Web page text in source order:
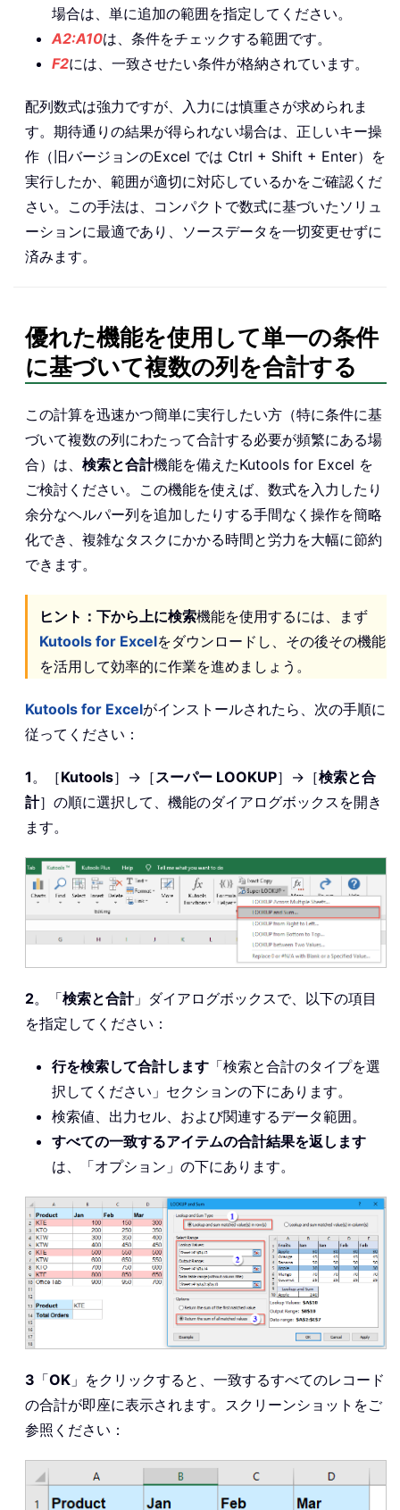
場合は、単に追加の範囲を指定してください。
A2:A10は、条件をチェックする範囲です。
F2には、一致させたい条件が格納されています。
配列数式は強力ですが、入力には慎重さが求められま
す。期待通りの結果が得られない場合は、正しいキー操
作（旧バージョンのExcel では Ctrl + Shift + Enter）を
実行したか、範囲が適切に対応しているかをご確認くだ
さい。この手法は、コンパクトで数式に基づいたソリュ
ーションに最適であり、ソースデータを一切変更せずに
済みます。
優れた機能を使用して単一の条件
に基づいて複数の列を合計する
この計算を迅速かつ簡単に実行したい方（特に条件に基
づいて複数の列にわたって合計する必要が頻繁にある場
合）は、 検索と合計機能を備えたKutools for Excel を
ご検討ください。この機能を使えば、数式を入力したり
余分なヘルパー列を追加したりする手間なく操作を簡略
化でき、複雑なタスクにかかる時間と労力を大幅に節約
できます。
ヒント： 下から上に検索機能を使用するには、まず
Kutools for Excelをダウンロードし、その後その機能
を活用して効率的に作業を進めましょう。
Kutools for Excelがインストールされたら、次の手順に
従ってください：
1 。［Kutools］→［ スーパー LOOKUP］→［検索と合
計］の順に選択して、機能のダイアログボックスを開き
ます。
2。「検索と合計」ダイアログボックスで、以下の項目
を指定してください：
行を検索して合計します 「検索と合計のタイプを選
択してください」セクションの下にあります。
検索値、出力セル、および関連するデータ範囲。
すべての一致するアイテムの合計結果を返します
は、「オプション」の下にあります。
3 「OK 」をクリックすると、一致するすべてのレコード
の合計が即座に表示されます。スクリーンショットをご
参照ください：